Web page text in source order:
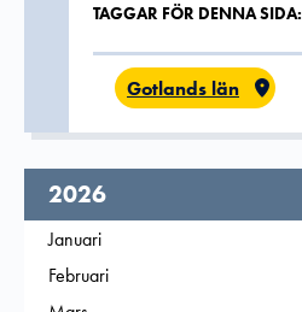
TAGGAR FÖR DENNA SIDA:
Gotlands län
År,
2026
Filtrera på
Januari
Filtrera på
Februari